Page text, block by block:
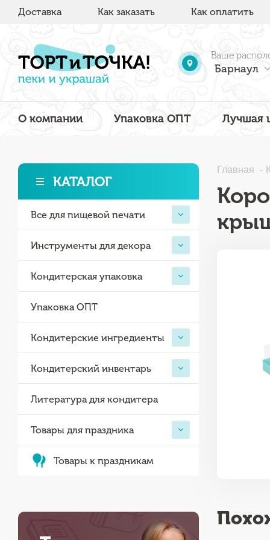
Доставка Как заказать Как оплатить
Ваше
Барнаул
О компании Упаковка ОПТ Лучшая
КАТАЛОГ
Все для пищевой печати
Инструменты для декора
Кондитерская упаковка
Упаковка ОПТ
Кондитерские ингредиенты
Кондитерский инвентарь
Литература для кондитера
Товары для праздника
Товары к праздникам
Главная